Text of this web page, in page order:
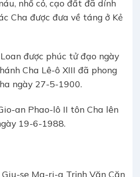
nhổ cỏ, cạo đất đã dính
Cha được đưa về táng ở Kẻ
được phúc tử đạo ngày
Cha Lê-ô XIII đã phong
ngày 27-5-1900.
an Phao-lô II tôn Cha lên
19-6-1988.
se Ma-ri-a Trịnh Văn Căn